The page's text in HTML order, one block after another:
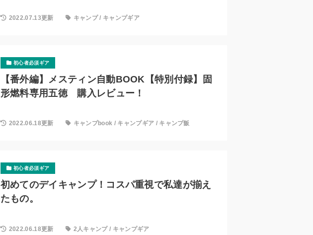
2022.07.13更新 キャンプ/ キャンプギア
初心者必須ギア
【番外編】メスティン自動BOOK【特別付録】固
形燃料専用五徳 購入レビュー！
2022.06.18更新 キャンプbook / キャンプギア / キャンプ飯
初心者必須ギア
初めてのデイキャンプ！コスパ重視で私達が揃え
たもの。
2022.06.18更新 2人キャンプ/ キャンプギア